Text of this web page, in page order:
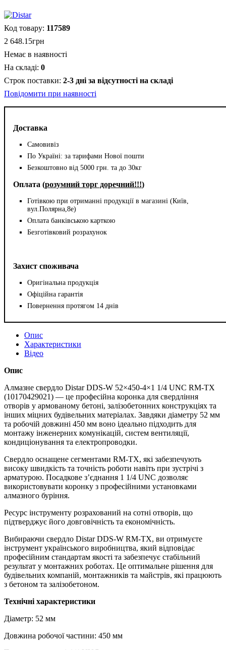
Доставка
Самовивіз
По Україні: за тарифами Нової пошти
Безкоштовно від 5000 грн. та до 30кг
Оплата (розумний торг доречний!!!)
Готівкою при отриманні продукції в магазині (Київ,
вул.Полярна,8е)
Оплата банківською карткою
Безготівковий розрахунок
Захист споживача
Оригінальна продукція
Офіційна гарантія
Повернення протягом 14 днів
117589
2 648.15грн
Немає в наявності
0
2-3 дні за відсутності на складі
Повідомити при наявності
Опис
Характеристики
Відео
Опис
Алмазне свердло Distar DDS‑W 52×450‑4×1 1/4 UNC RM‑TX
(10170429021) — це професійна коронка для свердління
отворів у армованому бетоні, залізобетонних конструкціях та
інших міцних будівельних матеріалах. Завдяки діаметру 52 мм
та робочій довжині 450 мм воно ідеально підходить для
монтажу інженерних комунікацій, систем вентиляції,
кондиціонування та електропроводки.
Свердло оснащене сегментами RM‑TX, які забезпечують
високу швидкість та точність роботи навіть при зустрічі з
арматурою. Посадкове з’єднання 1 1/4 UNC дозволяє
використовувати коронку з професійними установками
алмазного буріння.
Ресурс інструменту розрахований на сотні отворів, що
підтверджує його довговічність та економічність.
Вибираючи свердло Distar DDS‑W RM‑TX, ви отримуєте
інструмент українського виробництва, який відповідає
професійним стандартам якості та забезпечує стабільний
результат у монтажних роботах. Це оптимальне рішення для
будівельних компаній, монтажників та майстрів, які працюють
з бетоном та залізобетоном.
Технічні характеристики
Діаметр: 52 мм
Довжина робочої частини: 450 мм